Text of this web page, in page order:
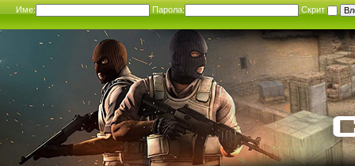
Име: Парола: Скрит